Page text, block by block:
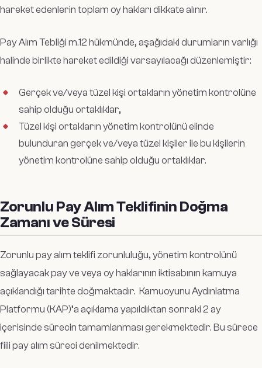
hareket edenlerin toplam oy hakları dikkate alınır.
Pay Alım Tebliği m.12 hükmünde, aşağıdaki durumların varlığı
halinde birlikte hareket edildiği varsayılacağı düzenlemiştir:
Gerçek ve/veya tüzel kişi ortakların yönetim kontrolüne
sahip olduğu ortaklıklar,
Tüzel kişi ortakların yönetim kontrolünü elinde
bulunduran gerçek ve/veya tüzel kişiler ile bu kişilerin
yönetim kontrolüne sahip olduğu ortaklıklar.
Zorunlu Pay Alım Teklifinin Doğma
Zamanı ve Süresi
Zorunlu pay alım teklifi zorunluluğu, yönetim kontrolünü
sağlayacak pay ve veya oy haklarının iktisabının kamuya
açıklandığı tarihte doğmaktadır. Kamuoyunu Aydınlatma
Platformu (KAP)’a açıklama yapıldıktan sonraki 2 ay
içerisinde sürecin tamamlanması gerekmektedir. Bu sürece
fiili pay alım süreci denilmektedir.